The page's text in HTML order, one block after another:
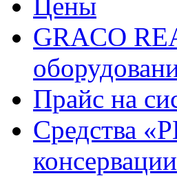
GRACO
Прайс на
Средства